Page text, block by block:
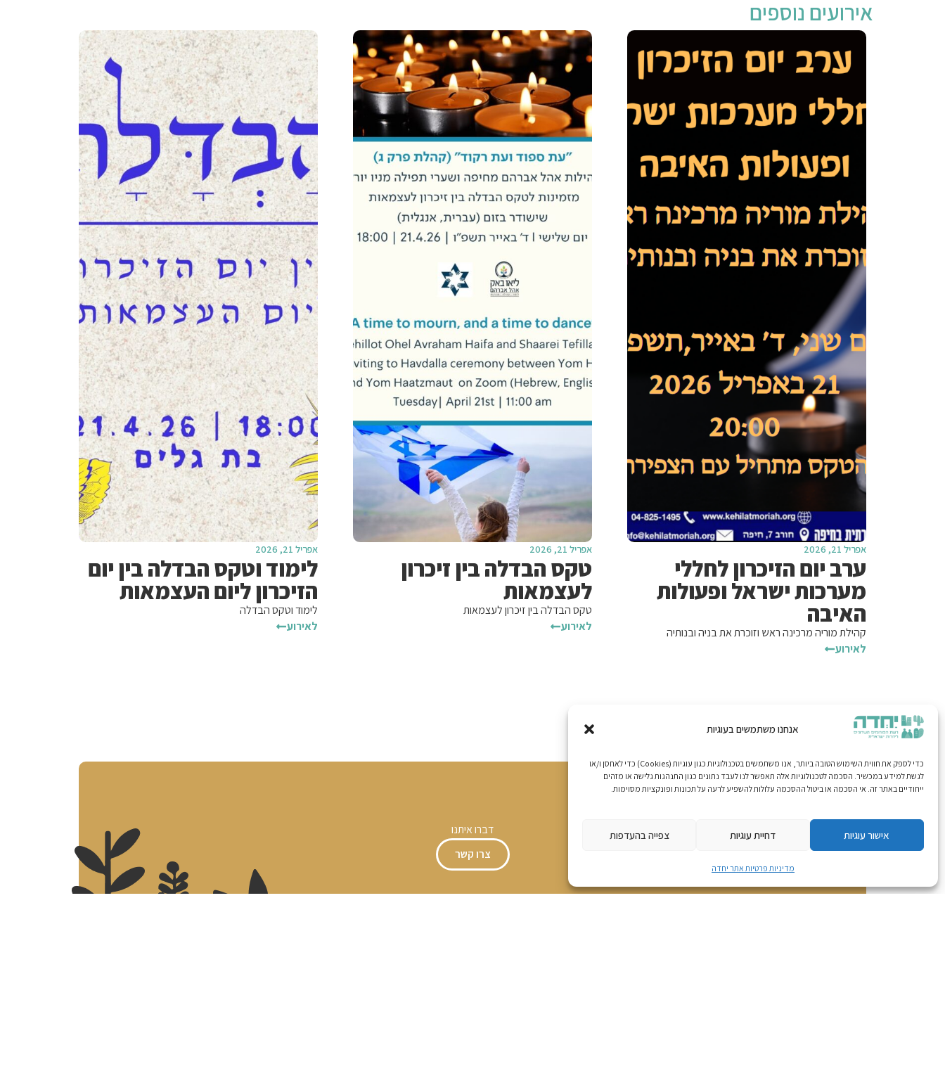
אנחנו משתמשים בעוגיות
כדי לספק את חווית השימוש הטובה ביותר, אנו משתמשים בטכנולוגיות כגון עוגיות (Cookies) כדי לאחסן ו/או
לגשת למידע במכשיר. הסכמה לטכנולוגיות אלה תאפשר לנו לעבד נתונים כגון התנהגות גלישה או מזהים
ייחודיים באתר זה. אי הסכמה או ביטול ההסכמה עלולות להשפיע לרעה על תכונות ופונקציות מסוימות.
אישור עוגיות דחיית עוגיות צפייה בהעדפות
מדיניות פרטיות אתר יחדה
אירועים נוספים
אפריל 21, 2026
ערב יום הזיכרון לחללי
מערכות ישראל ופעולות
האיבה
קהילת מוריה מרכינה ראש וזוכרת את בניה ובנותיה
לאירוע
אפריל 21, 2026
טקס הבדלה בין זיכרון
לעצמאות
טקס הבדלה בין זיכרון לעצמאות
לאירוע
אפריל 21, 2026
לימוד וטקס הבדלה בין יום
הזיכרון ליום העצמאות
לימוד וטקס הבדלה
לאירוע
דברו איתנו
צרו קשר